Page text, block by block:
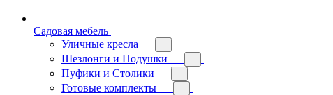
Садовая мебель
Уличные кресла
Шезлонги и Подушки
Пуфики и Столики
Готовые комплекты